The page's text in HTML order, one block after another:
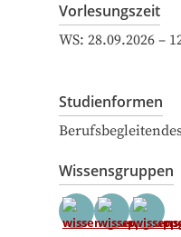
Vorlesungszeit
WS: 28.09.2026 –
Studienformen
Wissensgruppen